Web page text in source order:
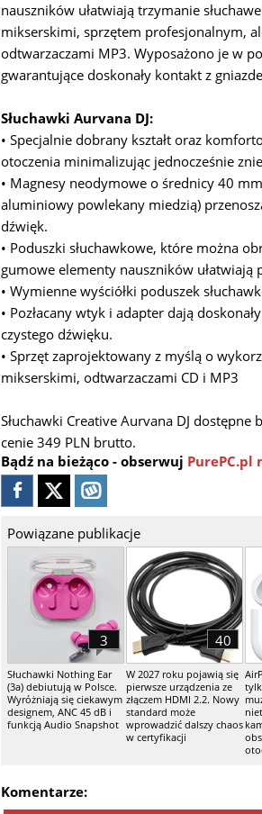
nauszników ułatwiają trzymanie
mikserskimi, sprzętem profesjonalnym,
odtwarzaczami MP3. Wyposażono je w
gwarantujące doskonały kontakt z
Słuchawki Aurvana DJ:
• Specjalnie dobrany kształt oraz
otoczenia minimalizując jednocześnie
• Magnesy neodymowe o średnicy 40
aluminiowy powlekany miedzią)
dźwięk.
• Poduszki słuchawkowe, które można
gumowe elementy nauszników
• Wymienne wyściółki poduszek
• Pozłacany wtyk i adapter dają
czystego dźwięku.
• Sprzęt zaprojektowany z myślą o
mikserskimi, odtwarzaczami CD i MP3
Słuchawki Creative Aurvana DJ
cenie 349 PLN brutto.
Bądź na bieżąco - obserwuj PurePC.pl
Powiązane publikacje
Słuchawki Nothing Ear
(3a) debiutują w Polsce.
Wyróżniają się ciekawym
designem, ANC 45 dB i
funkcją Audio Snapshot
3
W 2027 roku pojawią się
pierwsze urządzenia ze
złączem HDMI 2.2. Nowy
standard może
wprowadzić dalszy chaos
w certyfikacji
40
Komentarze: